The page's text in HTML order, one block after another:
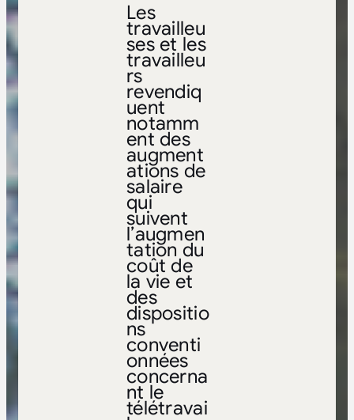
Les
travailleu
ses et les
travailleu
rs
revendiq
uent
notamm
ent des
augment
ations de
salaire
qui
suivent
l’augmen
tation du
coût de
la vie et
des
dispositio
ns
conventi
onnées
concerna
nt le
télétravai